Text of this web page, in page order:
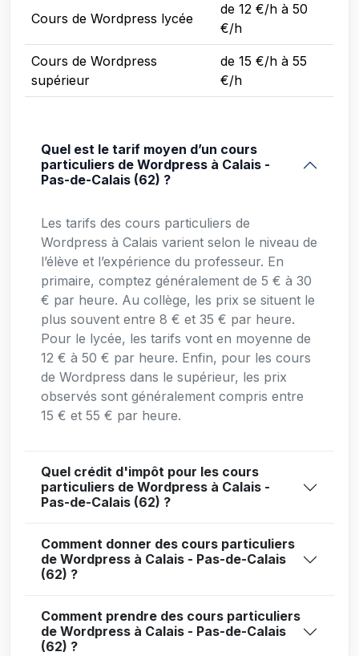
Cours de Wordpress lycée
de 12 €/h à 50
€/h
Cours de Wordpress
supérieur
de 15 €/h à 55
€/h
Quel est le tarif moyen d’un cours
particuliers de Wordpress à Calais -
Pas-de-Calais (62) ?
Les tarifs des cours particuliers de
Wordpress à Calais varient selon le niveau de
l’élève et l’expérience du professeur. En
primaire, comptez généralement de 5 € à 30
€ par heure. Au collège, les prix se situent le
plus souvent entre 8 € et 35 € par heure.
Pour le lycée, les tarifs vont en moyenne de
12 € à 50 € par heure. Enfin, pour les cours
de Wordpress dans le supérieur, les prix
observés sont généralement compris entre
15 € et 55 € par heure.
Quel crédit d'impôt pour les cours
particuliers de Wordpress à Calais -
Pas-de-Calais (62) ?
Comment donner des cours particuliers
de Wordpress à Calais - Pas-de-Calais
(62) ?
Comment prendre des cours particuliers
de Wordpress à Calais - Pas-de-Calais
(62) ?